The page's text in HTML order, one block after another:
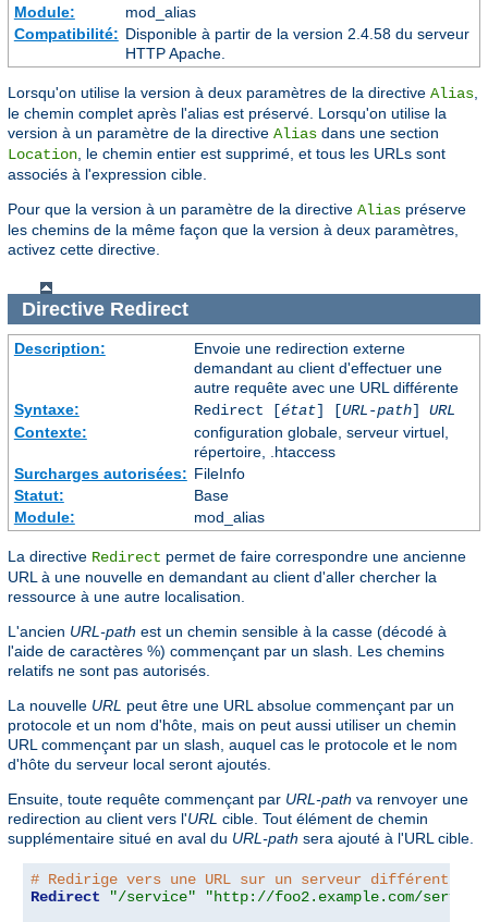
Module:
mod_alias
Compatibilité: Disponible à partir de la version 2.4.58 du serveur
HTTP Apache.
Lorsqu'on utilise la version à deux paramètres de la directive Alias
le chemin complet après l'alias est préservé. Lorsqu'on utilise la
version à un paramètre de la directive Alias dans une section
Location , le chemin entier est supprimé, et tous les URLs sont
associés à l'expression cible.
Pour que la version à un paramètre de la directive Alias préserve
les chemins de la même façon que la version à deux paramètres,
activez cette directive.
Directive Redirect
Description:
Envoie une redirection externe
demandant au client d'effectuer une
autre requête avec une URL différente
Syntaxe:
Redirect [état] [URL-path] URL
Contexte:
configuration globale, serveur virtuel,
répertoire, .htaccess
Surcharges autorisées: FileInfo
Statut:
Base
Module:
mod_alias
La directive Redirect permet de faire correspondre une ancienne
URL à une nouvelle en demandant au client d'aller chercher la
ressource à une autre localisation.
L'ancien URL-path est un chemin sensible à la casse (décodé à
l'aide de caractères %) commençant par un slash. Les chemins
relatifs ne sont pas autorisés.
La nouvelle URL peut être une URL absolue commençant par un
protocole et un nom d'hôte, mais on peut aussi utiliser un chemin
URL commençant par un slash, auquel cas le protocole et le nom
d'hôte du serveur local seront ajoutés.
Ensuite, toute requête commençant par URL-path va renvoyer une
redirection au client vers l'URL cible. Tout élément de chemin
supplémentaire situé en aval du URL-path sera ajouté à l'URL cible.
# Redirige vers une URL sur un serveur différent
Redirect
"/service"
"http://foo2.example.com/